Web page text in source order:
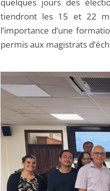
quelques jours des
tiendront les 15 et 22
l’importance d’une
permis aux magistrats